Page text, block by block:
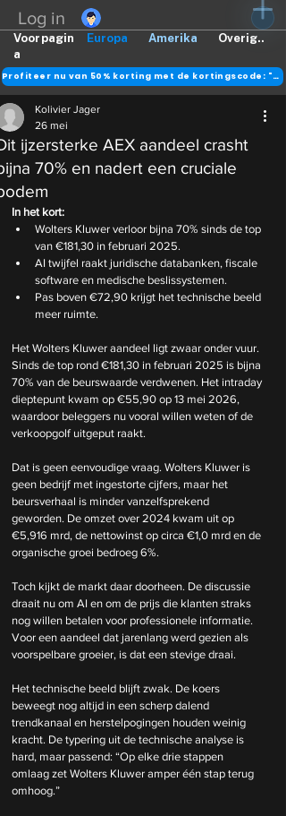
Log in
Europa Amerika Overig..
Voorpagin
a
Profiteer nu van 50% korting met de kortingscode: "DANK"
ijzersterke AEX aandeel crasht
70% en nadert een cruciale
Kolivier Jager
26 mei
In het kort:
Wolters Kluwer verloor bijna 70% sinds de top
van €181,30 in februari 2025.
AI twijfel raakt juridische databanken, fiscale
software en medische beslissystemen.
Pas boven €72,90 krijgt het technische beeld
meer ruimte.
Het Wolters Kluwer aandeel ligt zwaar onder vuur.
Sinds de top rond €181,30 in februari 2025 is bijna
70% van de beurswaarde verdwenen. Het intraday
dieptepunt kwam op €55,90 op 13 mei 2026,
waardoor beleggers nu vooral willen weten of de
verkoopgolf uitgeput raakt.
Dat is geen eenvoudige vraag. Wolters Kluwer is
geen bedrijf met ingestorte cijfers, maar het
beursverhaal is minder vanzelfsprekend
geworden. De omzet over 2024 kwam uit op
€5,916 mrd, de nettowinst op circa €1,0 mrd en de
organische groei bedroeg 6%.
Toch kijkt de markt daar doorheen. De discussie
draait nu om AI en om de prijs die klanten straks
nog willen betalen voor professionele informatie.
Voor een aandeel dat jarenlang werd gezien als
voorspelbare groeier, is dat een stevige draai.
Het technische beeld blijft zwak. De koers
beweegt nog altijd in een scherp dalend
trendkanaal en herstelpogingen houden weinig
kracht. De typering uit de technische analyse is
hard, maar passend: “Op elke drie stappen
omlaag zet Wolters Kluwer amper één stap terug
omhoog.”